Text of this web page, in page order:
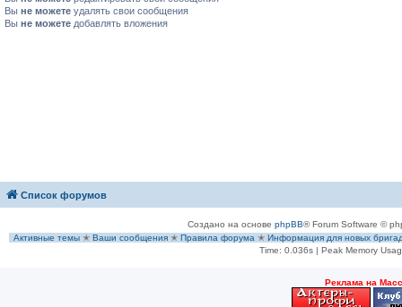
Вы не можете удалять свои сообщения
Вы не можете добавлять вложения
Список форумов
Создано на основе phpBB® Forum Software ©
Активные темы ✭ Ваши сообщения ✭ Правила форума ✭ Информация для новых
Time: 0.036s| Peak Memory
Рeклама на